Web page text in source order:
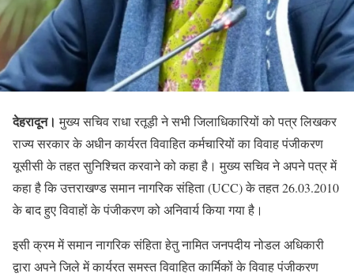
देहरादून।मुख्य सचिव राधा रतूड़ी ने सभी जिलाधिकारियों को पत्र लिखकर
राज्य सरकार के अधीन कार्यरत विवाहित कर्मचारियों का विवाह पंजीकरण
यूसीसी के तहत सुनिश्चित करवाने को कहा है। मुख्य सचिव ने अपने पत्र में
कहा है कि उत्तराखण्ड समान नागरिक संहिता (UCC) के तहत 26.03.2010
के बाद हुए विवाहों के पंजीकरण को अनिवार्य किया गया है।
इसी क्रम में समान नागरिक संहिता हेतु नामित जनपदीय नोडल अधिकारी
द्वारा अपने जिले में कार्यरत समस्त विवाहित कार्मिकों के विवाह पंजीकरण